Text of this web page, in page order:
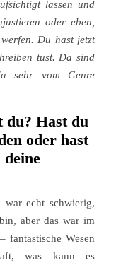
lassen und
oder eben,
Du hast jetzt
tust. Da sind
sehr vom Genre
du? Hast du
oder hast
war echt schwierig,
aber das war im
fantastische Wesen
was kann es